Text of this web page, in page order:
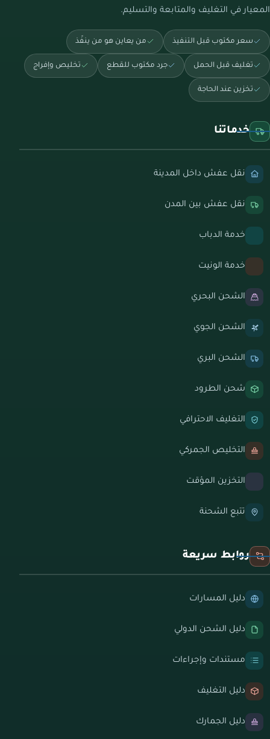
المعيار في التغليف والمتابعة والتسليم.
سعر مكتوب قبل التنفيذ من يعاين هو من ينفّذ
تغليف قبل الحمل جرد مكتوب للقطع تخليص وإفراج
تخزين عند الحاجة
خدماتنا
نقل عفش داخل المدينة
نقل عفش بين المدن
خدمة الدباب
خدمة الونيت
الشحن البحري
الشحن الجوي
الشحن البري
شحن الطرود
التغليف الاحترافي
التخليص الجمركي
التخزين المؤقت
تتبع الشحنة
روابط سريعة
دليل المسارات
دليل الشحن الدولي
مستندات وإجراءات
دليل التغليف
دليل الجمارك